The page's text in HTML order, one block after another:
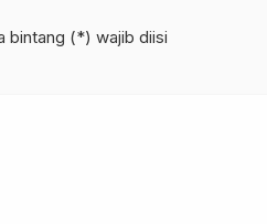
bintang (*) wajib diisi